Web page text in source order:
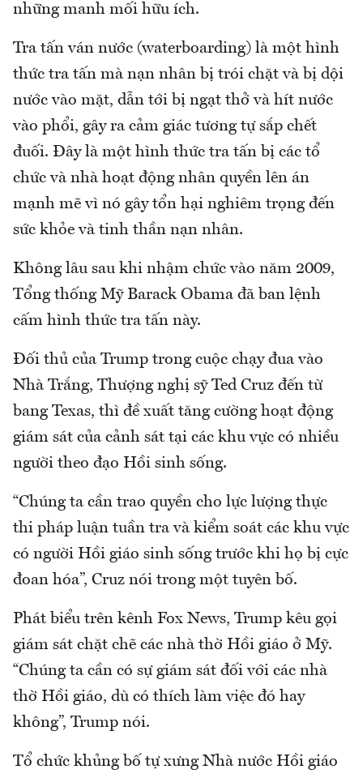
những manh mối hữu ích.
Tra tấn ván nước (waterboarding) là một hình
thức tra tấn mà nạn nhân bị trói chặt và bị dội
nước vào mặt, dẫn tới bị ngạt thở và hít nước
vào phổi, gây ra cảm giác tương tự sắp chết
đuối. Đây là một hình thức tra tấn bị các tổ
chức và nhà hoạt động nhân quyền lên án
mạnh mẽ vì nó gây tổn hại nghiêm trọng đến
sức khỏe và tinh thần nạn nhân.
Không lâu sau khi nhậm chức vào năm 2009,
Tổng thống Mỹ Barack Obama đã ban lệnh
cấm hình thức tra tấn này.
Đối thủ của Trump trong cuộc chạy đua vào
Nhà Trắng, Thượng nghị sỹ Ted Cruz đến từ
bang Texas, thì đề xuất tăng cường hoạt động
giám sát của cảnh sát tại các khu vực có nhiều
người theo đạo Hồi sinh sống.
“Chúng ta cần trao quyền cho lực lượng thực
thi pháp luận tuần tra và kiểm soát các khu vực
có người Hồi giáo sinh sống trước khi họ bị cực
đoan hóa”, Cruz nói trong một tuyên bố.
Phát biểu trên kênh Fox News, Trump kêu gọi
giám sát chặt chẽ các nhà thờ Hồi giáo ở Mỹ.
“Chúng ta cần có sự giám sát đối với các nhà
thờ Hồi giáo, dù có thích làm việc đó hay
không”, Trump nói.
Tổ chức khủng bố tự xưng Nhà nước Hồi giáo